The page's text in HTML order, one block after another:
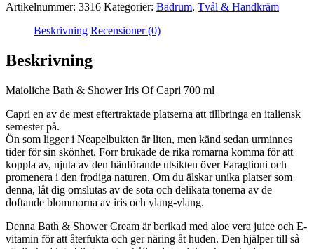
Artikelnummer: 3316 Kategorier: Badrum, Tvål & Handkräm
Beskrivning Recensioner (0)
Beskrivning
Maioliche Bath & Shower Iris Of Capri 700 ml
Capri en av de mest eftertraktade platserna att tillbringa en italiensk
semester på.
Ön som ligger i Neapelbukten är liten, men känd sedan urminnes
tider för sin skönhet. Förr brukade de rika romarna komma för att
koppla av, njuta av den hänförande utsikten över Faraglioni och
promenera i den frodiga naturen. Om du älskar unika platser som
denna, låt dig omslutas av de söta och delikata tonerna av de
doftande blommorna av iris och ylang-ylang.
Denna Bath & Shower Cream är berikad med aloe vera juice och E-
vitamin för att återfukta och ger näring åt huden. Den hjälper till så